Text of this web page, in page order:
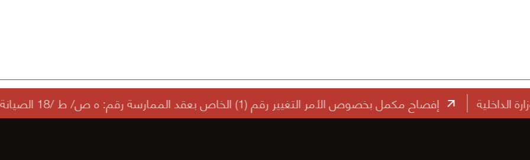
إفصاح مكمل بخصوص الأمر التغيير رقم (1) الخاص بعقد الممارسة رقم: ه ص/ ط /18 الصيانة الجذرية لأعمال الطرق في محافظة مبارك الكبير (النطاق الثاني).